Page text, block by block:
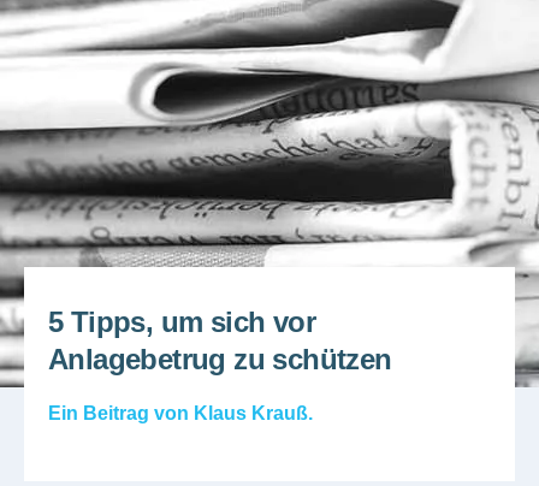
5 Tipps, um sich vor
Anlagebetrug zu schützen
Ein Beitrag von Klaus Krauß.